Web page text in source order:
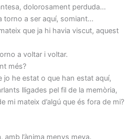
dolorosament perduda…
torno a ser aquí, somiant…
que ja hi havia viscut, aquest
a voltar i voltar.
més?
jo he estat o que han estat aquí,
lligades pel fil de la memòria,
mi mateix d’algú que és fora de mi?
amb l’ànima menys meva.